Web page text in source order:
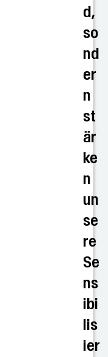
d,
so
nd
er
n
st
är
ke
n
un
se
re
Se
ns
ibi
lis
ier